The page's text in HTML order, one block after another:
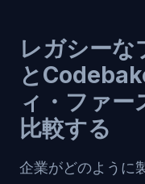
レガシーな
と
ィ・ファー
比較する
企業がどのように